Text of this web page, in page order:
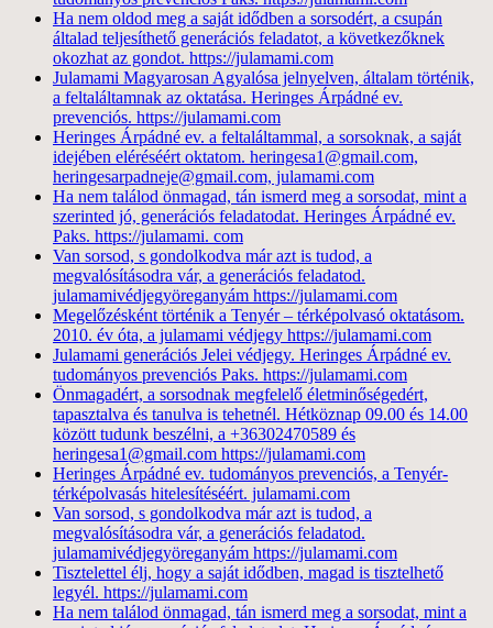
Ha nem oldod meg a saját idődben a sorsodért, a csupán
általad teljesíthető generációs feladatot, a következőknek
okozhat az gondot. https://julamami.com
Julamami Magyarosan Agyalósa jelnyelven, általam történik,
a feltaláltamnak az oktatása. Heringes Árpádné ev.
prevenciós. https://julamami.com
Heringes Árpádné ev. a feltaláltammal, a sorsoknak, a saját
idejében eléréséért oktatom. heringesa1@gmail.com,
heringesarpadneje@gmail.com, julamami.com
Ha nem találod önmagad, tán ismerd meg a sorsodat, mint a
szerinted jó, generációs feladatodat. Heringes Árpádné ev.
Paks. https://julamami. com
Van sorsod, s gondolkodva már azt is tudod, a
megvalósításodra vár, a generációs feladatod.
julamamivédjegyöreganyám https://julamami.com
Megelőzésként történik a Tenyér – térképolvasó oktatásom.
2010. év óta, a julamami védjegy https://julamami.com
Julamami generációs Jelei védjegy. Heringes Árpádné ev.
tudományos prevenciós Paks. https://julamami.com
Önmagadért, a sorsodnak megfelelő életminőségedért,
tapasztalva és tanulva is tehetnél. Hétköznap 09.00 és 14.00
között tudunk beszélni, a +36302470589 és
heringesa1@gmail.com https://julamami.com
Heringes Árpádné ev. tudományos prevenciós, a Tenyér-
térképolvasás hitelesítéséért. julamami.com
Van sorsod, s gondolkodva már azt is tudod, a
megvalósításodra vár, a generációs feladatod.
julamamivédjegyöreganyám https://julamami.com
Tisztelettel élj, hogy a saját idődben, magad is tisztelhető
legyél. https://julamami.com
Ha nem találod önmagad, tán ismerd meg a sorsodat, mint a